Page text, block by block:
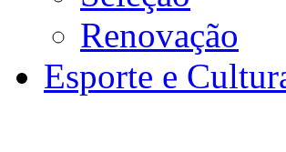
Renovação
Esporte e